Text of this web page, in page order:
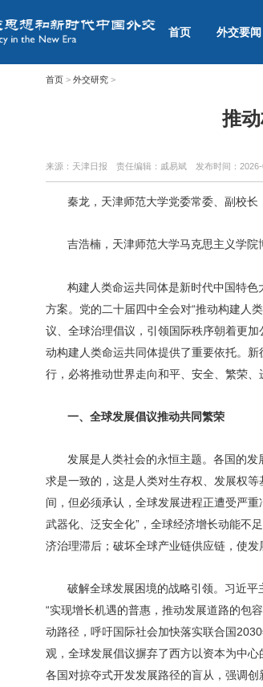
首页 外交要闻
首页> 外交研究>
推
来源：天津日报 责任编辑：戚易斌 发布时间：
秦龙， 天津师范大学党委常委、副校
吉浩楠， 天津师范大学马克思主义学院
构建人类命运共同体是新时代中国特色
方案。党的二十届四中全会对“推动构建人
议、全球治理倡议，引领国际秩序朝着更
动构建人类命运共同体提供了重要依托。
行，必将推动世界走向和平、安全、繁荣、
一、全球发展倡议推动共同繁荣
发展是人类社会的永恒主题。各国的
求是一致的，这是人类对生存权、发展权
间，但必须承认，全球发展进程正遭受严重
武器化、泛安全化”，全球经济增长动能不
济治理滞后；破坏全球产业链供应链，使
破解全球发展困境的战略引领。习近平
“实现增长机遇的普惠，推动发展道路的包
动路径，呼吁国际社会加快落实联合国
观，全球发展倡议摒弃了西方以资本为中
各国对掠夺式开发发展路径的盲从，强调